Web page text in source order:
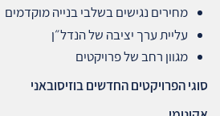
מחירים נגישים בשלבי בנייה מוקדמים
עליית ערך יציבה של הנדל״ן
מגוון רחב של פרויקטים
סוגי הפרויקטים החדשים בוזיסובאני